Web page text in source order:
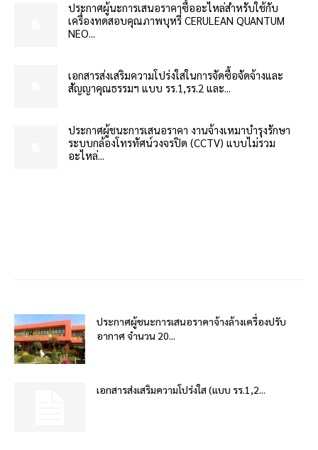
ประกาศผู้นะการเสนอราคาซื้ออะไหล่สำหรับใช้กับ
เครื่องทดสอบคุณภาพบุหรี่ CERULEAN QUANTUM
NEO...
เอกสารส่งเสริมความโปร่งใสในการจัดซื้อจัดจ้างและ
สัญญาคุณธรรมฯ แบบ รร.1,รร.2 และ...
ประกาศผู้ชนะการเสนอราคา งานจ้างเหมาบำรุงรักษา
ระบบกล้องโทรทัศน์วงจรปิด (CCTV) แบบไม่รวม
อะไหล่...
ประกาศผู้ชนะการเสนอราคาจ้างล้างเครื่องปรับ
อากาศ จำนวน 20...
เอกสารส่งเสริมความโปร่งใส (แบบ รร.1,2...